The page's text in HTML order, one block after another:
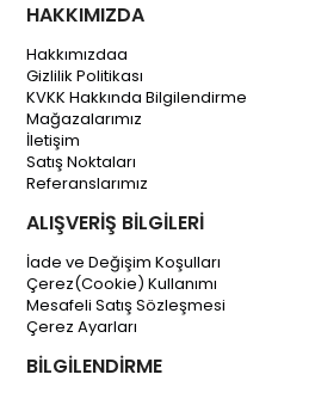
HAKKIMIZDA
Hakkımızdaa
Gizlilik Politikası
KVKK Hakkında Bilgilendirme
Mağazalarımız
İletişim
Satış Noktaları
Referanslarımız
ALIŞVERİŞ BİLGİLERİ
İade ve Değişim Koşulları
Çerez(Cookie) Kullanımı
Mesafeli Satış Sözleşmesi
Çerez Ayarları
BİLGİLENDİRME